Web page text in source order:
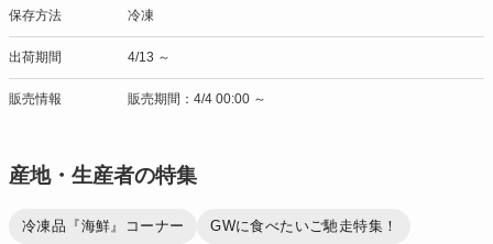
保存方法 冷凍
出荷期間 4/13 ～
販売情報 販売期間：4/4 00:00 ～
産地・生産者の特集
冷凍品『海鮮』コーナー GWに食べたいご馳走特集！